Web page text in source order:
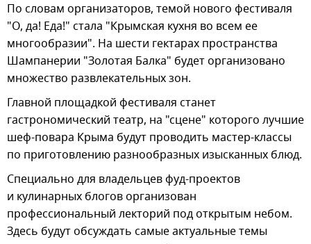
По словам организаторов, темой нового фестиваля
"О, да! Еда!" стала "Крымская кухня во всем ее
многообразии". На шести гектарах пространства
Шампанерии "Золотая Балка" будет организовано
множество развлекательных зон.
Главной площадкой фестиваля станет
гастрономический театр, на "сцене" которого лучшие
шеф-повара Крыма будут проводить мастер-классы
по приготовлению разнообразных изысканных блюд.
Специально для владельцев фуд-проектов
и кулинарных блогов организован
профессиональный лекторий под открытым небом.
Здесь будут обсуждать самые актуальные темы